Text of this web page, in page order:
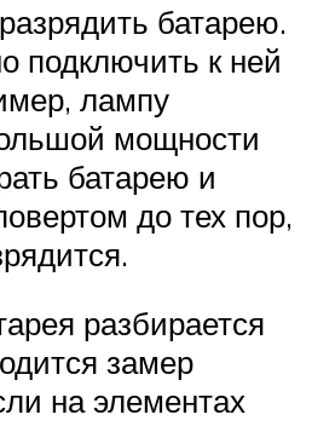
батарею.
подключить к ней
лампу
мощности
батарею и
до тех пор,
разбирается
замер
на элементах